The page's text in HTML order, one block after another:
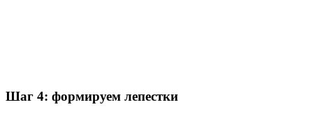
Шаг 4: формируем лепестки